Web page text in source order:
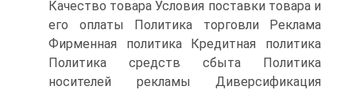
Качество товара Условия поставки товара и
его оплаты Политика торговли Реклама
Фирменная политика Кредитная политика
Политика средств сбыта Политика
носителей рекламы Диверсификация